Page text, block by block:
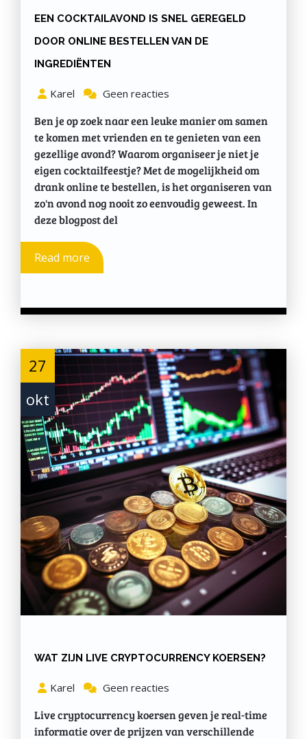
EEN COCKTAILAVOND IS SNEL GEREGELD
DOOR ONLINE BESTELLEN VAN DE
INGREDIËNTEN
Karel Geen reacties
Ben je op zoek naar een leuke manier om samen
te komen met vrienden en te genieten van een
gezellige avond? Waarom organiseer je niet je
eigen cocktailfeestje? Met de mogelijkheid om
drank online te bestellen, is het organiseren van
zo'n avond nog nooit zo eenvoudig geweest. In
deze blogpost del
Read more
27
okt
WAT ZIJN LIVE CRYPTOCURRENCY KOERSEN?
Karel Geen reacties
Live cryptocurrency koersen geven je real-time
informatie over de prijzen van verschillende